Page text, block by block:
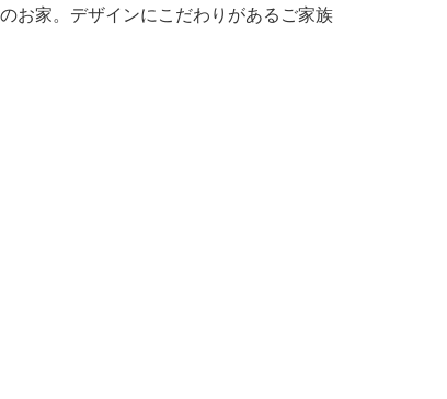
お家。デザインにこだわりがあるご家族